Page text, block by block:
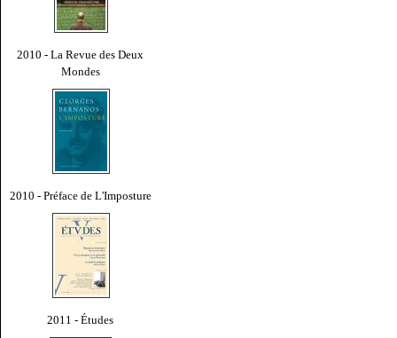
2010 - La Revue des Deux
Mondes
2010 - Préface de L'Imposture
2011 - Études